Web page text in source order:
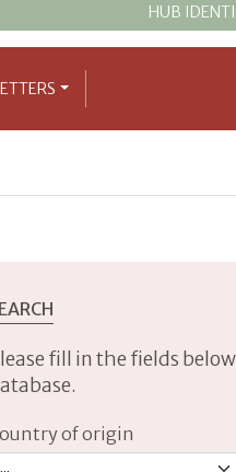
HUB
fill in the fields
of origin